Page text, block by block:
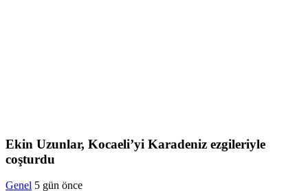
Ekin Uzunlar, Kocaeli’yi Karadeniz ezgileriyle
coşturdu
Genel 5 gün önce